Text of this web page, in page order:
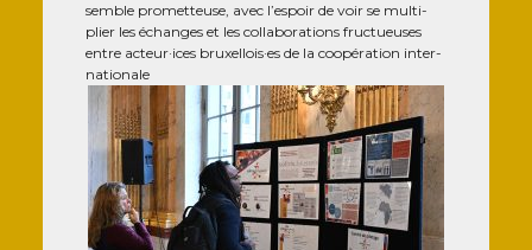
semble pro­met­teuse, avec l’espoir de voir se mul­ti­
plier les échanges et les col­la­bo­ra­tions fruc­tueuses
entre acteur·ices bruxellois·es de la coopé­ra­tion inter­
na­tio­nale